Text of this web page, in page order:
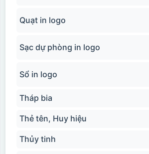
Quạt in logo
Sạc dự phòng in logo
Sổ in logo
Tháp bia
Thẻ tên, Huy hiệu
Thủy tinh